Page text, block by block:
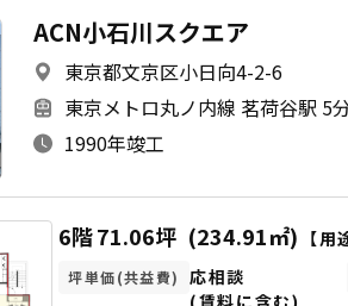
ACN小石川スクエア
東京都文京区小日向4-2-6
東京メトロ丸ノ内線 茗荷谷駅 5
1990年竣工
6階71.06坪 (234.91㎡) 【
坪単価(共益費)
応相談
(賃料に含む)